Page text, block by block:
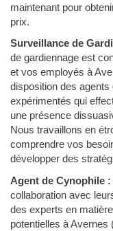
maintenant pour
prix.
Surveillance de
de gardiennage est
et vos employés à
disposition des
expérimentés qui
une présence
Nous travaillons en
comprendre vos
développer des
Agent de Cynophile :
collaboration avec
des experts en
potentielles à